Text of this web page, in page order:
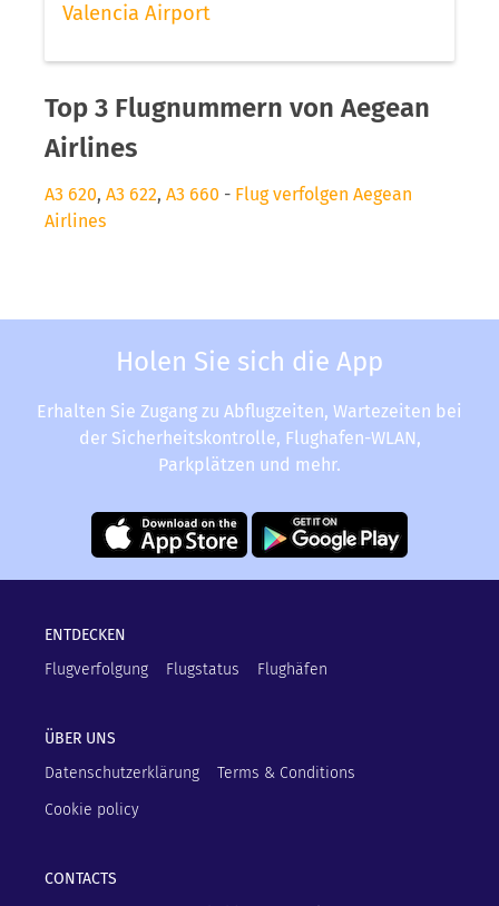
Valencia Airport
Top 3 Flugnummern von Aegean
Airlines
A3 620, A3 622, A3 660 - Flug verfolgen Aegean
Airlines
Holen Sie sich die App
Erhalten Sie Zugang zu Abflugzeiten, Wartezeiten bei
der Sicherheitskontrolle, Flughafen-WLAN,
Parkplätzen und mehr.
ENTDECKEN
Flugverfolgung
Flugstatus Flughäfen
ÜBER UNS
Datenschutzerklärung
Terms & Conditions
Cookie policy
CONTACTS